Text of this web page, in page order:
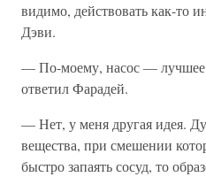
видимо, действовать как-то
Дэви.
— По-моему, насос — лучшее
ответил Фарадей.
— Нет, у меня другая идея.
вещества, при смешении
быстро запаять сосуд, то